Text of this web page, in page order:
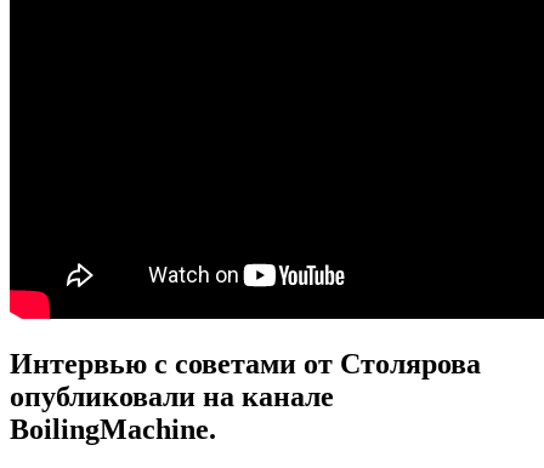
Интервью с советами от Столярова
опубликовали на канале
BoilingMachine.